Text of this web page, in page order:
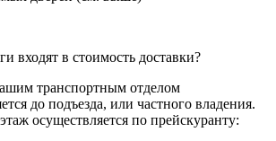
входят в стоимость доставки?
транспортным отделом
до подъезда, или частного владения.
осуществляется по прейскуранту: